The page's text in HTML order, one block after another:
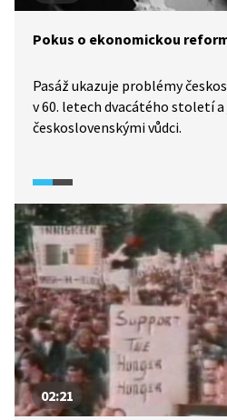
Pokus o ekonomickou
Pasáž ukazuje problémy
v 60. letech dvacátého století
československými vůdci.
02:21